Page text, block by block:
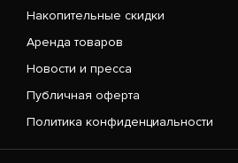
Накопительные скидки
Аренда товаров
Новости и пресса
Публичная оферта
Политика конфиденциальности